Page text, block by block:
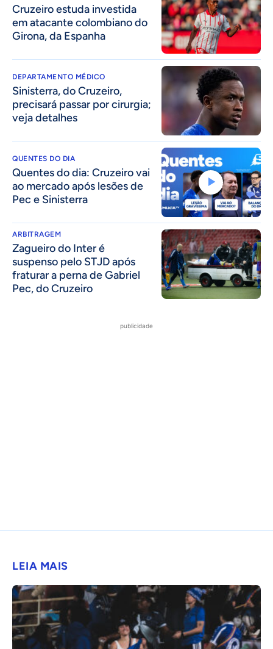
Cruzeiro estuda investida
em atacante colombiano do
Girona, da Espanha
DEPARTAMENTO MÉDICO
Sinisterra, do Cruzeiro,
precisará passar por cirurgia;
veja detalhes
QUENTES DO DIA
Quentes do dia: Cruzeiro vai
ao mercado após lesões de
Pec e Sinisterra
ARBITRAGEM
Zagueiro do Inter é
suspenso pelo STJD após
fraturar a perna de Gabriel
Pec, do Cruzeiro
publicidade
LEIA MAIS